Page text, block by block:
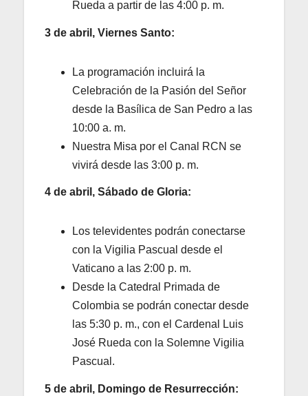
Rueda a partir de las 4:00 p. m.
3 de abril, Viernes Santo:
La programación incluirá la
Celebración de la Pasión del Señor
desde la Basílica de San Pedro a las
10:00 a. m.
Nuestra Misa por el Canal RCN se
vivirá desde las 3:00 p. m.
4 de abril, Sábado de Gloria:
Los televidentes podrán conectarse
con la Vigilia Pascual desde el
Vaticano a las 2:00 p. m.
Desde la Catedral Primada de
Colombia se podrán conectar desde
las 5:30 p. m., con el Cardenal Luis
José Rueda con la Solemne Vigilia
Pascual.
5 de abril, Domingo de Resurrección: